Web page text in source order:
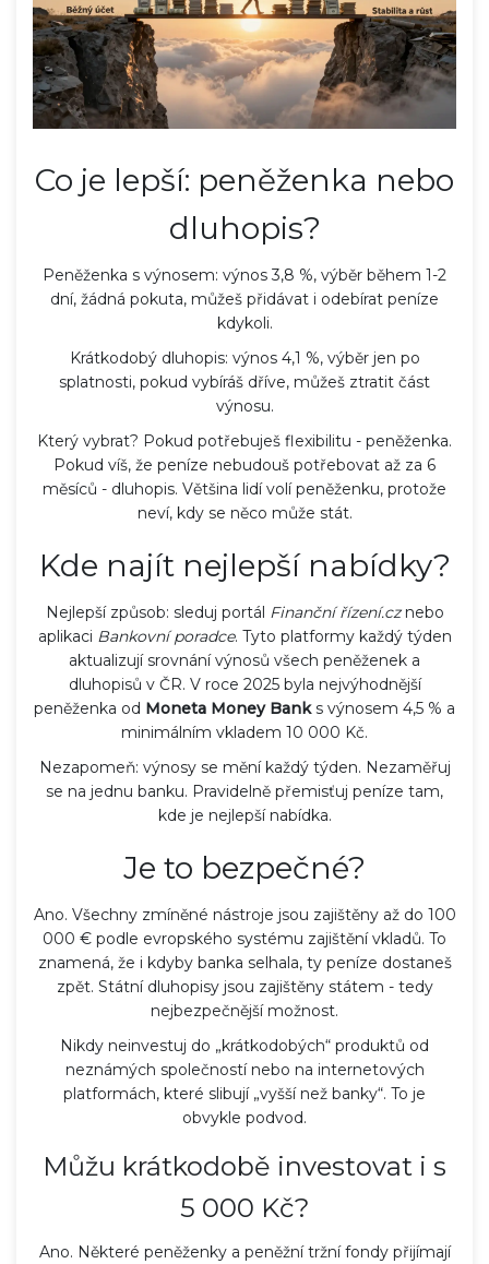
Co je lepší: peněženka nebo
dluhopis?
Peněženka s výnosem: výnos 3,8 %, výběr během 1-2
dní, žádná pokuta, můžeš přidávat i odebírat peníze
kdykoli.
Krátkodobý dluhopis: výnos 4,1 %, výběr jen po
splatnosti, pokud vybíráš dříve, můžeš ztratit část
výnosu.
Který vybrat? Pokud potřebuješ flexibilitu - peněženka.
Pokud víš, že peníze nebudouš potřebovat až za 6
měsíců - dluhopis. Většina lidí volí peněženku, protože
neví, kdy se něco může stát.
Kde najít nejlepší nabídky?
Nejlepší způsob: sleduj portál Finanční řízení.cznebo
aplikaci Bankovní poradce. Tyto platformy každý týden
aktualizují srovnání výnosů všech peněženek a
dluhopisů v ČR. V roce 2025 byla nejvýhodnější
peněženka od Moneta Money Banks výnosem 4,5 % a
minimálním vkladem 10 000 Kč.
Nezapomeň: výnosy se mění každý týden. Nezaměřuj
se na jednu banku. Pravidelně přemisťuj peníze tam,
kde je nejlepší nabídka.
Je to bezpečné?
Ano. Všechny zmíněné nástroje jsou zajištěny až do 100
000 € podle evropského systému zajištění vkladů. To
znamená, že i kdyby banka selhala, ty peníze dostaneš
zpět. Státní dluhopisy jsou zajištěny státem - tedy
nejbezpečnější možnost.
Nikdy neinvestuj do „krátkodobých“ produktů od
neznámých společností nebo na internetových
platformách, které slibují „vyšší než banky“. To je
obvykle podvod.
Můžu krátkodobě investovat i s
5 000 Kč?
Ano. Některé peněženky a peněžní tržní fondy přijímají